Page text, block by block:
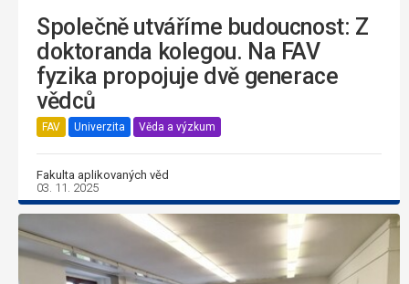
Společně utváříme budoucnost: Z
doktoranda kolegou. Na FAV
fyzika propojuje dvě generace
vědců
FAV Univerzita Věda a výzkum
Fakulta aplikovaných věd
03. 11. 2025